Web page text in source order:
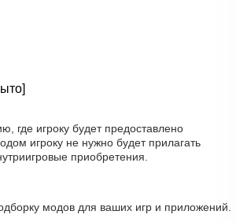
где игроку будет предоставлено
игроку не нужно будет прилагать
приобретения.
модов для ваших игр и приложений.